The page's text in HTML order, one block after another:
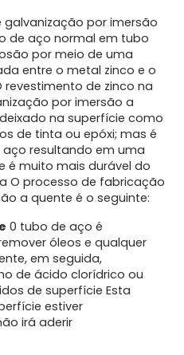
por imersão
de aço normal em tubo
por meio de uma
entre o metal zinco e o
de zinco na
por imersão a
na superfície como
de tinta ou epóxi; mas é
resultando em uma
é muito mais durável do
O processo de fabricação
a quente é o seguinte:
0 tubo de aço é
óleos e qualquer
em seguida,
de ácido clorídrico ou
de superfície Esta
estiver
irá aderir